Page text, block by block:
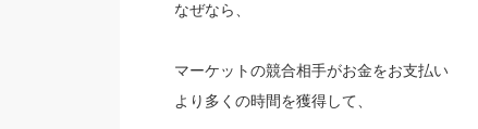
なぜなら、
マーケットの競合相手がお金をお支払い
より多くの時間を獲得して、